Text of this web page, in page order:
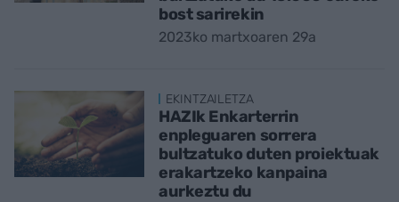
bost sarirekin
2023ko martxoaren 29a
EKINTZAILETZA
HAZIk Enkarterrin
enpleguaren sorrera
bultzatuko duten proiektuak
erakartzeko kanpaina
aurkeztu du